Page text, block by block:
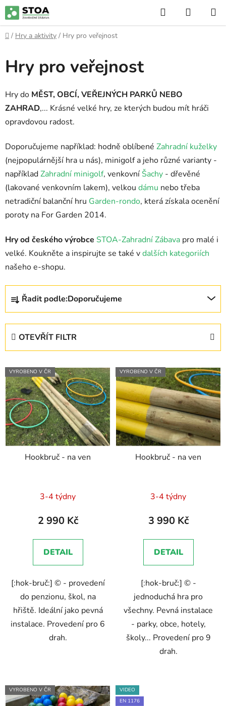
Přejít
na
obsah
Hledat
KOŠÍK
Domů
/ Hry a aktivity / Hry pro veřejnost
Hry pro veřejnost
Hry do MĚST, OBCÍ, VEŘEJNÝCH PARKŮ NEBO
ZAHRAD,... Krásné velké hry, ze kterých budou mít hráči
opravdovou radost.
Doporučujeme například: hodně oblíbené Zahradní kuželky
(nejpopulárnější hra u nás), minigolf a jeho různé varianty -
napříkladZahradní minigolf, venkovníŠachy - dřevěné
(lakované venkovním lakem), velkou dámu nebo třeba
netradiční balanční hru Garden-rondo, která získala ocenění
poroty na For Garden 2014.
Hry od českého výrobce STOA-Zahradní Zábava pro malé i
velké. Koukněte a inspirujte se také vdalších kategoriích
našeho e-shopu.
Ř
z
p
r
o
d
u
k
t
Řadit podle:Doporučujeme
OTEVŘÍT FILTR
V
ý
p
i
s
p
r
VYROBENO V ČR
Hookbruč - na ven
3-4 týdny
2 990 Kč
DETAIL
[:hok-bruč:] © - provedení
do penzionu, škol, na
hřiště. Ideální jako pevná
instalace. Provedení pro 6
drah.
VYROBENO V ČR
Hookbruč - na ven
3-4 týdny
3 990 Kč
DETAIL
[:hok-bruč:] © -
jednoduchá hra pro
všechny. Pevná instalace
- parky, obce, hotely,
školy... Provedení pro 9
drah.
VYROBENO V ČR
VIDEO
EN 1176